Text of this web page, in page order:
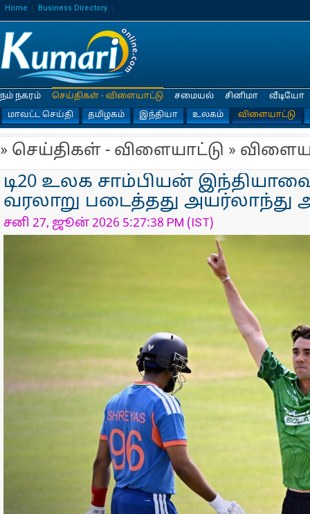
Home Business Directory
நம் நகரம்
செய்திகள் - விளையாட்டு
மாவட்ட செய்தி
தமிழகம் இந்தியா உலகம் விளையாட்டு
சமையல் சினிமா வீடியோ
» செய்திகள் - விளையாட்டு »
டி20 உலக சாம்பியன்
வரலாறு படைத்தது அயர்லாந்து
சனி 27, ஜூன் 2026 5:27:38 PM (IST)